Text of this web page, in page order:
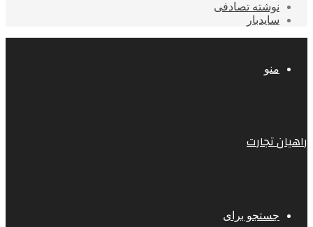
نوشته تصادفی
سایدبار
منو
راهیان تجارت
جستجو برای